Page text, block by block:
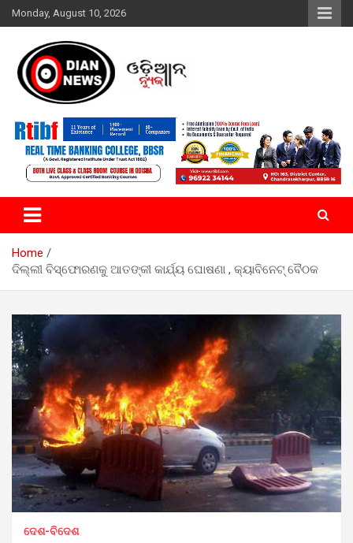
Skip
to
Monday, August 10, 2026
ଓଡିଆନ୍ ନ୍ୟୁଜ
Home
ଦିଲ୍ଲୀ ବିସ୍ଫୋରଣକୁ ଆତଙ୍କୀ କାର୍ଯ୍ୟ ଘୋଷଣା , କ୍ୟାବିନେଟ୍ ବୈଠକ
ଦେଶ-ବିଦେଶ